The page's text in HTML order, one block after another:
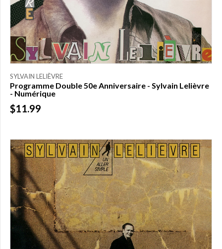
SYLVAIN LELIÈVRE
Programme Double 50e Anniversaire - Sylvain Lelièvre
- Numérique
$11.99